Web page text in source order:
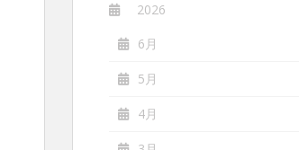
2026
6月
5月
4月